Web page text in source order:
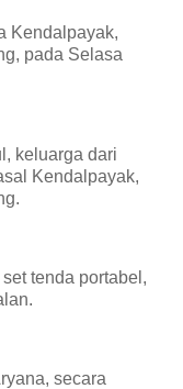
Kendalpayak,
pada Selasa
keluarga dari
Kendalpayak,
tenda portabel,
secara